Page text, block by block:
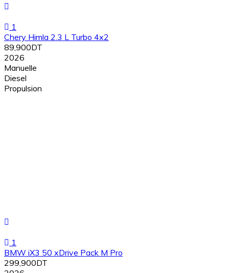
1
Chery Himla 2.3 L Turbo 4x2
89,900DT
2026
Manuelle
Diesel
Propulsion
1
BMW iX3 50 xDrive Pack M Pro
299,900DT